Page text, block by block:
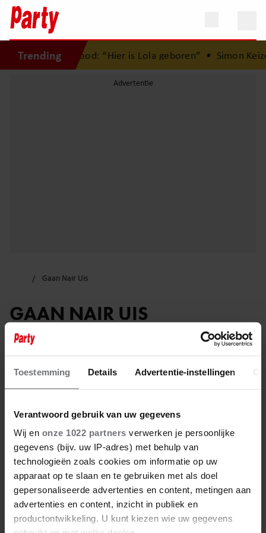
Toestemming Details Advertentie-instellingen
Verantwoord gebruik van uw gegevens
Wij en onze 1022 partners verwerken je persoonlijke
gegevens (bijv. uw IP-adres) met behulp van
technologieën zoals cookies om informatie op uw
apparaat op te slaan en te gebruiken met als doel
gepersonaliseerde advertenties en content, metingen aan
advertenties en content, inzicht in publiek en
productontwikkeling. U kunt kiezen wie uw gegevens
Trending
Herman Brood: “Hier is Lola geboren”• Simon
Gaan Nair Uis
GAAN NAIR UIS
28 mei 2023